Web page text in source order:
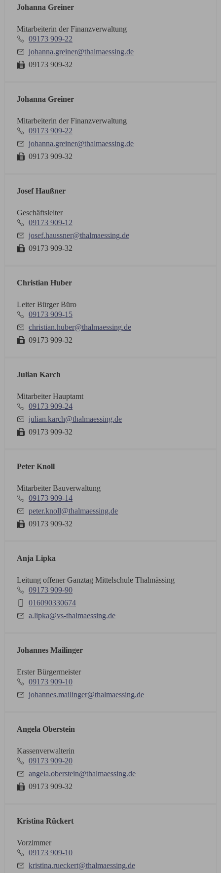
Johanna Greiner
Mitarbeiterin der Finanzverwaltung
09173 909-22
johanna.greiner@thalmaessing.de
09173 909-32
Johanna Greiner
Mitarbeiterin der Finanzverwaltung
09173 909-22
johanna.greiner@thalmaessing.de
09173 909-32
Josef Haußner
Geschäftsleiter
09173 909-12
josef.haussner@thalmaessing.de
09173 909-32
Christian Huber
Leiter Bürger Büro
09173 909-15
christian.huber@thalmaessing.de
09173 909-32
Julian Karch
Mitarbeiter Hauptamt
09173 909-24
julian.karch@thalmaessing.de
09173 909-32
Peter Knoll
Mitarbeiter Bauverwaltung
09173 909-14
peter.knoll@thalmaessing.de
09173 909-32
Anja Lipka
Leitung offener Ganztag Mittelschule Thalmässing
09173 909-90
016090330674
a.lipka@vs-thalmaessing.de
Johannes Mailinger
Erster Bürgermeister
09173 909-10
johannes.mailinger@thalmaessing.de
Angela Oberstein
Kassenverwalterin
09173 909-20
angela.oberstein@thalmaessing.de
09173 909-32
Kristina Rückert
Vorzimmer
09173 909-10
kristina.rueckert@thalmaessing.de